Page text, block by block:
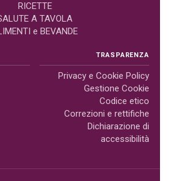
RICETTE
A TAVOLA
e BEVANDE
TRASPARENZA
Privacy e Cookie Policy
Gestione Cookie
Codice etico
Correzioni e rettifiche
Dichiarazione di
accessibilità